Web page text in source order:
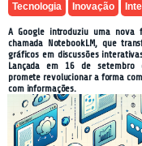
Tecnologia Inovação
A Google introduziu uma nova
chamada NotebookLM, que
gráficos em discussões
Lançada em 16 de setembro
promete revolucionar a forma
com informações.